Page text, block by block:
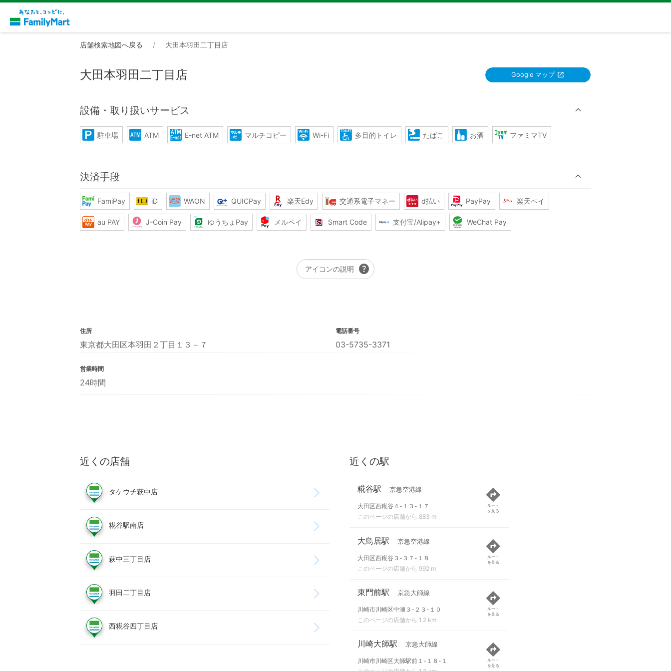
店舗検索地図へ戻る 大田本羽田二丁目店
大田本羽田二丁目店 Google マップ
設備・取り扱いサービス
駐車場 ATM E-net ATM マルチコピー Wi-Fi 多目的トイレ たばこ お酒 ファミマTV
決済手段
FamiPay iD WAON QUICPay 楽天Edy 交通系電子マネー d払い PayPay 楽天ペイ
au PAY J-Coin Pay ゆうちょPay メルペイ Smart Code 支付宝/Alipay+ WeChat Pay
アイコンの説明 help
住所
東京都大田区本羽田２丁目１３－７
電話番号
03-5735-3371
営業時間
24時間
近くの店舗
タケウチ萩中店
糀谷駅南店
萩中三丁目店
羽田二丁目店
西糀谷四丁目店
近くの駅
糀谷駅 京急空港線
大田区西糀谷４-１３-１７
このページの店舗から 883 m
ルート
を見る
大鳥居駅 京急空港線
大田区西糀谷３-３７-１８
このページの店舗から 992 m
ルート
を見る
東門前駅 京急大師線
川崎市川崎区中瀬３-２３-１０
このページの店舗から 1.2 km
ルート
を見る
川崎大師駅 京急大師線
川崎市川崎区大師駅前１-１８-１
ルート
を見る